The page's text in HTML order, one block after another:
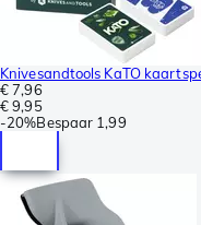
Knivesandtools KaTO
€ 7,96
€ 9,95
-20%Bespaar 1,99